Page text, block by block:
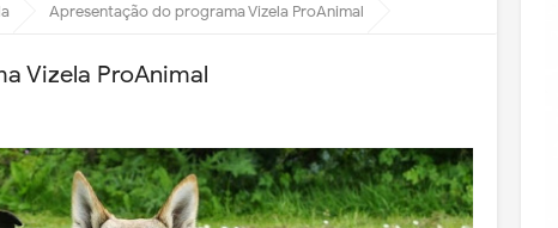
Apresentação do programa Vizela ProAnimal
Vizela ProAnimal